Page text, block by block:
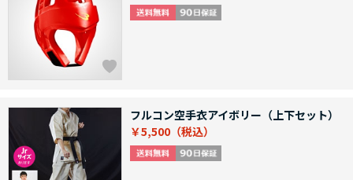
フルコン空手衣アイボリー（上下セット）
￥5,500